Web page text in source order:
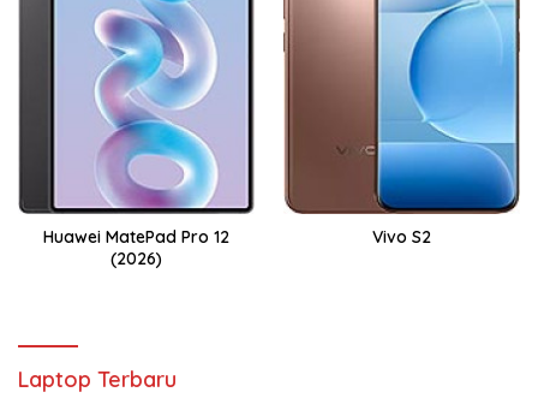
Huawei MatePad Pro 12
(2026)
Vivo S2
Laptop Terbaru